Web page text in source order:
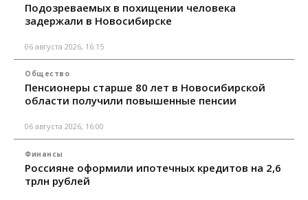
Подозреваемых в похищении человека
задержали в Новосибирске
06 августа 2026, 16:15
Общество
Пенсионеры старше 80 лет в Новосибирской
области получили повышенные пенсии
06 августа 2026, 16:00
Финансы
Россияне оформили ипотечных кредитов на 2,6
трлн рублей